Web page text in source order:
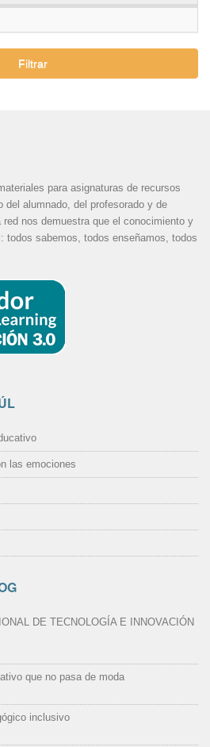
Filtrar
para asignaturas de recursos
alumnado, del profesorado y de
red nos demuestra que el conocimiento y
todos sabemos, todos enseñamos, todos
las emociones
DE TECNOLOGÍA E INNOVACIÓN
que no pasa de moda
inclusivo